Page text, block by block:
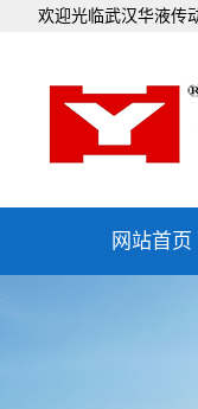
欢迎光临武汉华液传
网站首页